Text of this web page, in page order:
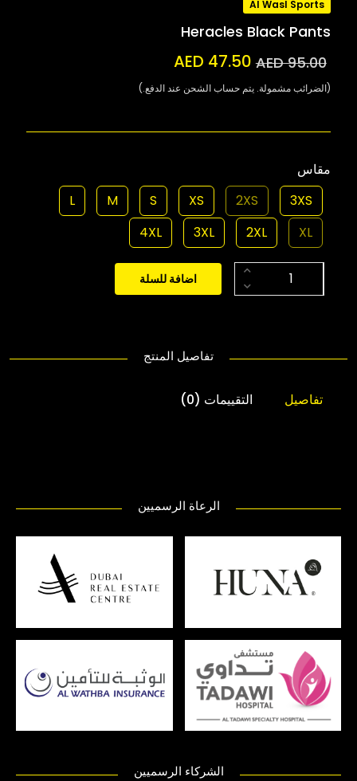
Al Wasl Sports
Heracles Black Pants
AED 95.00
AED 47.50
(الضرائب مشمولة. يتم حساب الشحن عند الدفع.)
مقاس
3XS
2XS
XS
S
M
L
XL
2XL
3XL
4XL
اضافة للسلة
تفاصيل المنتج
تفاصيل التقييمات (0)
الرعاة الرسميين
الشركاء الرسميين